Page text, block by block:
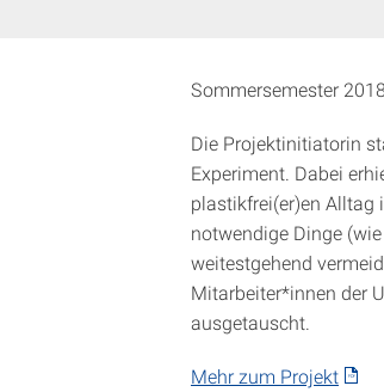
Sommersemester 2018
Die Projektinitiatorin
Experiment. Dabei
plastikfrei(er)en Alltag
notwendige Dinge
weitestgehend
Mitarbeiter*innen der
ausgetauscht.
Mehr zum Projekt